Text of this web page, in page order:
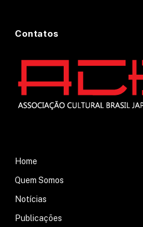
Contatos
Home
Quem Somos
Notícias
Publicações